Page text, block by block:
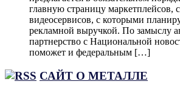
главную страницу маркетплейсов,
видеосервисов, с которыми
рекламной выручкой. По замыслу
партнерство с Национальной
поможет и федеральным […]
САЙТ О МЕТАЛЛЕ